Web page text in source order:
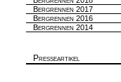
Bergrennen 2017
Bergrennen 2016
Bergrennen 2014
Presseartikel